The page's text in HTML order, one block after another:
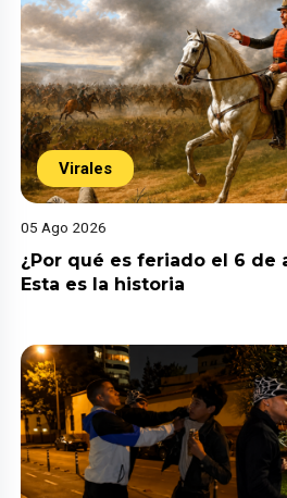
Virales
05 Ago 2026
¿Por qué es feriado el 6 de
Esta es la historia